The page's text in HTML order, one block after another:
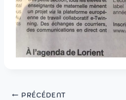
PRÉCÉDENT